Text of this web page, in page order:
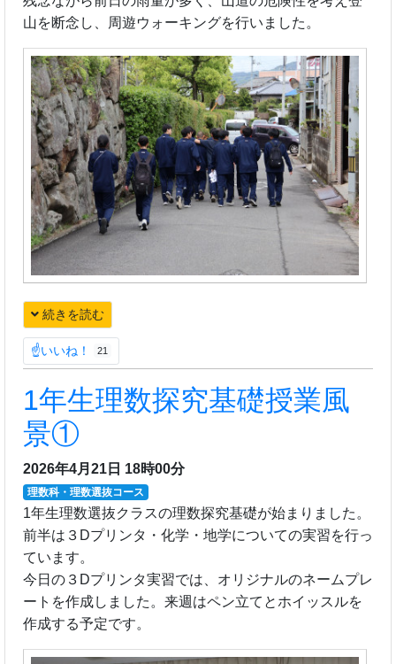
山を断念し、周遊ウォーキングを行いました。
続きを読む
☝いいね！ 21
1年生理数探究基礎授業風
景①
2026年4月21日 18時00分
理数科・理数選抜コース
1年生理数選抜クラスの理数探究基礎が始まりました。
前半は３Dプリンタ・化学・地学についての実習を行っ
ています。
今日の３Dプリンタ実習では、オリジナルのネームプレ
ートを作成しました。来週はペン立てとホイッスルを
作成する予定です。